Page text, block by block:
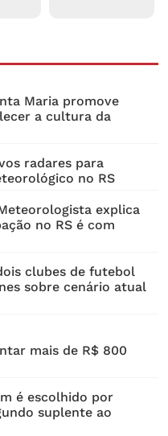
Maria promove
a cultura da
radares para
no RS
explica
no RS é com
clubes de futebol
sobre cenário atual
mais de R$ 800
é escolhido por
suplente ao